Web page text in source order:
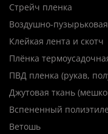
Стрейч пленка
Воздушно-
Клейкая лента и скотч
Плёнка
ПВД пленка (рукав,
Джутовая ткань
Вспененный
Ветошь